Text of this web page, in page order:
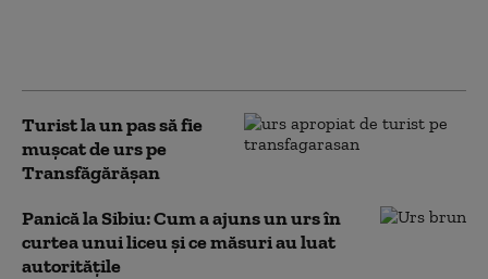
Turist la un pas să fie
mușcat de urs pe
Transfăgărășan
Panică la Sibiu: Cum a ajuns un urs în
curtea unui liceu și ce măsuri au luat
autoritățile